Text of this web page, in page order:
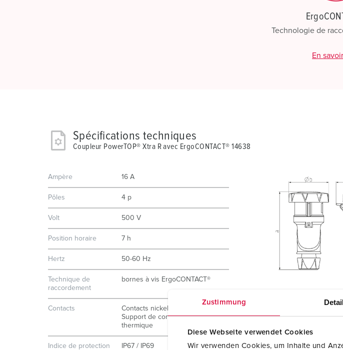
Zustimmung
Diese Webseite verwendet Cookies
Wir verwenden Cookies, um Inhalte und
Technologie de
En
Spécifications techniques
Coupleur PowerTOP® Xtra R avec ErgoCONTACT® 14638
Ampère 16 A
Pôles 4 p
Volt 500 V
Position horaire 7 h
Hertz 50-60 Hz
Technique de
raccordement
bornes à vis ErgoCONTACT®
Contacts
Contacts nickelés
Support de contacts à haute tenue
thermique
Indice de protection IP67 / IP69